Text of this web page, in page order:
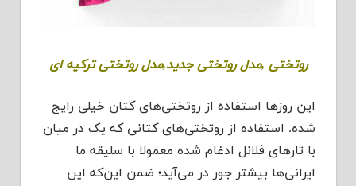
روتختی ,مدل روتختی جدید,مدل روتختی ترکیه ای
این روزها استفاده از روتختی‌های کتان خیلی رایج
شده. استفاده از روتختی‌های کتانی که یک در میان
با تارهای فلانل ادغام شده معمولا با سلیقه ما
ایرانی‌ها بیشتر جور در می‌آید؛ ‌ضمن این‌که این